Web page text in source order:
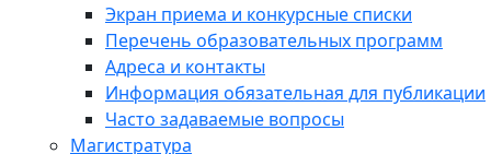
Экран приема и конкурсные списки
Перечень образовательных программ
Адреса и контакты
Информация обязательная для публикации
Часто задаваемые вопросы
Магистратура